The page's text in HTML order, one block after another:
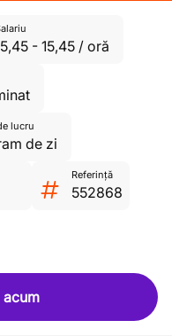
- 15,45 / oră
lucru
de zi
Referință
552868